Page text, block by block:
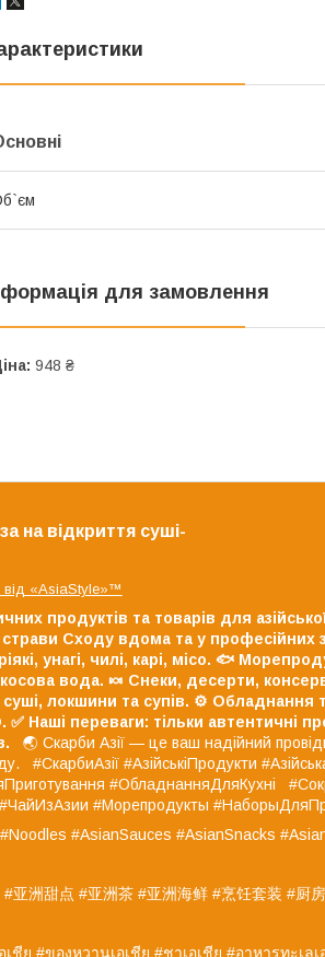
для замовлення
948 ₴
на відкриття суші-
«AsiaStyle»™
продуктів та товарів для
Сходу вдома та у професійних
унагі, чилі, карі, місо. 🐟
вода. 🍬 Снеки, десерти,
локшини та супів. ⚙️ Обладнання
✅ Наші переваги: тільки автентичні
🌏 Скарби Азії — це ваш надійний
#СкарбиАзії #АзійськіПродукти
#ОбладнанняДляКухні
#Морепродукты
#AsianSauces #AsianSnacks
亚洲甜点 #亚洲茶 #亚洲海鲜 #烹饪套装 #厨
ชีย #ของหวานเอเชีย #ชาเอเชีย #อาหารทะเ